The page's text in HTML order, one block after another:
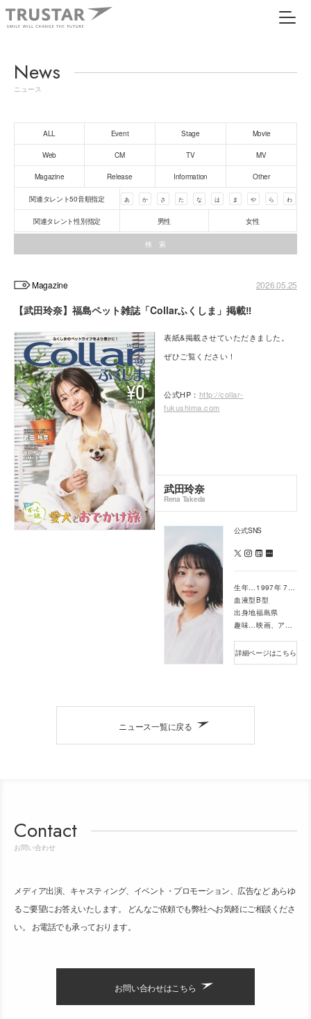
News
ニュース
ALL Event Stage Movie
Web CM TV MV
Magazine Release Information Other
関連タレント50音順指定 あ か さ た な は ま や ら わ
関連タレント性別指定 男性 女性
Magazine 2026.05.25
【武田玲奈】福島ペット雑誌「Collarふくしま」掲載‼
表紙&掲載させていただきました。
ぜひご覧ください！
公式HP： http://collar-
fukushima.com
武田玲奈
Rena Takeda
公式SNS
生年月日
1997年 7月 27日
血液型B型
出身地福島県
趣味・特技
映画、アニメ鑑賞、マンガを読むこと
詳細ページはこちら
ニュース一覧に戻る
Contact
お問い合わせ
メディア出演、キャスティング、イベント・プロモーション、広告など あらゆ
るご要望にお答えいたします。 どんなご依頼でも弊社へお気軽にご相談くださ
い。 お電話でも承っております。
お問い合わせはこちら